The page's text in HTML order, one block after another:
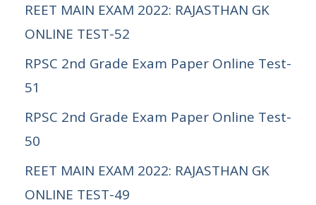
REET MAIN EXAM 2022: RAJASTHAN GK
ONLINE TEST-52
RPSC 2nd Grade Exam Paper Online Test-
51
RPSC 2nd Grade Exam Paper Online Test-
50
REET MAIN EXAM 2022: RAJASTHAN GK
ONLINE TEST-49